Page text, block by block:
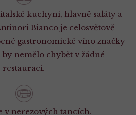
kuchyni, hlavně saláty a
Bianco je celosvětově
gastronomické víno značky
nemělo chybět v žádné
restauraci.
v nerezových tancích.